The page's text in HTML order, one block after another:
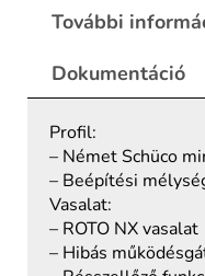
További
Dokumentáció
Profil:
– Német Schüco
– Beépítési
Vasalat:
– ROTO NX vasalat
– Hibás